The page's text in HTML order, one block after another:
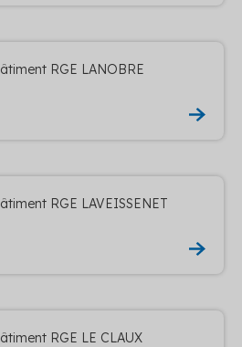
RGE LANOBRE
RGE LAVEISSENET
RGE LE CLAUX